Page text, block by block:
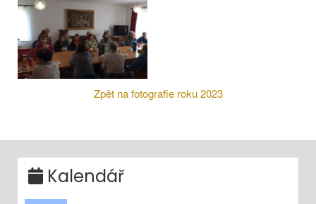
Zpět na fotografie roku 2023
Kalendář